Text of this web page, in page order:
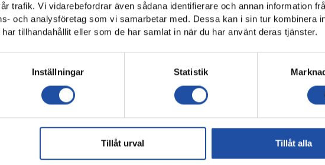
trafik. Vi vidarebefordrar även sådana identifierare och annan information
och analysföretag som vi samarbetar med. Dessa kan i sin tur kombinera
tillhandahållit eller som de har samlat in när du har använt deras tjänster.
Inställningar Statistik
Tillåt urval Tillåt alla